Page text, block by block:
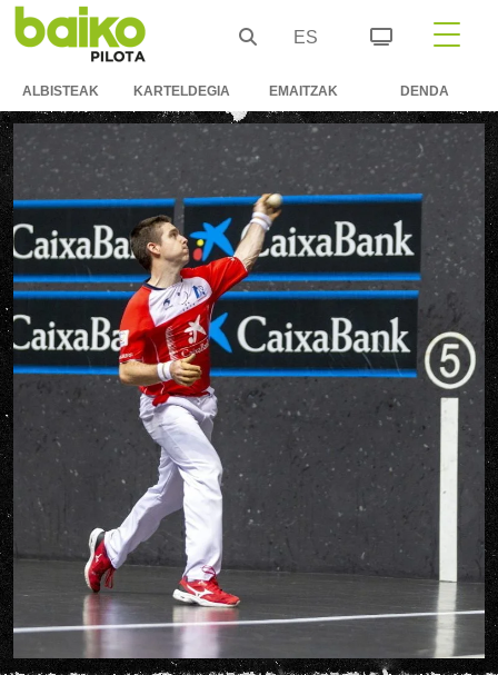
ES
ALBISTEAK KARTELDEGIA EMAITZAK DENDA